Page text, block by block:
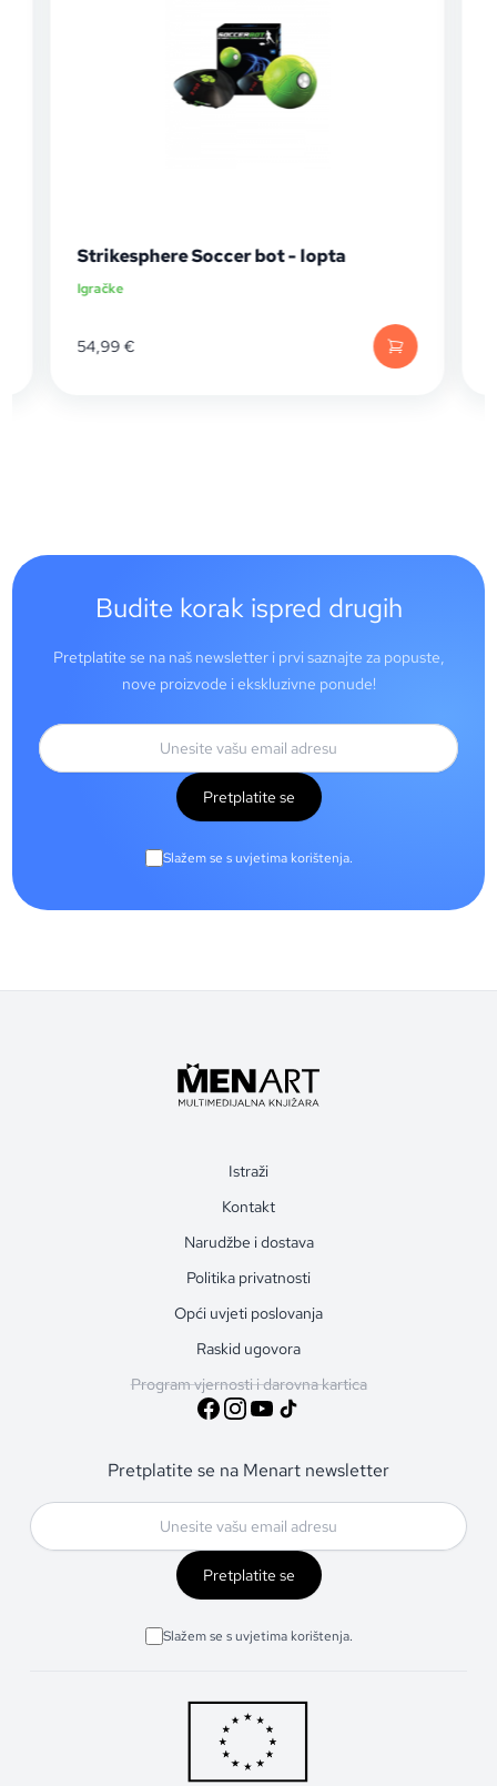
Strikesphere Soccer bot - lopta
Igračke
54,99€
Budite korak ispred drugih
Pretplatite se na naš newsletter i prvi saznajte za popuste,
nove proizvode i ekskluzivne ponude!
Pretplatite se
Slažem se s uvjetima korištenja.
Istraži
Kontakt
Narudžbe i dostava
Politika privatnosti
Opći uvjeti poslovanja
Raskid ugovora
Program vjernosti i darovna kartica
Pretplatite se na Menart newsletter
Pretplatite se
Slažem se s uvjetima korištenja.